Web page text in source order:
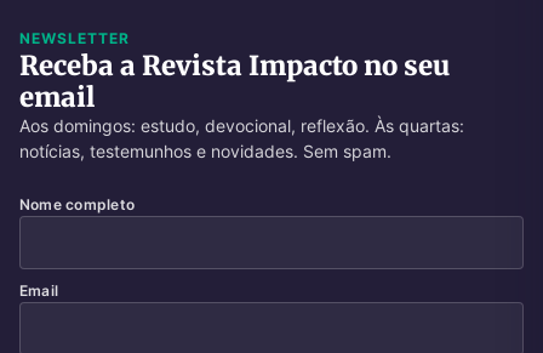
NEWSLETTER
Receba a Revista Impacto no seu
email
Aos domingos: estudo, devocional, reflexão. Às quartas:
notícias, testemunhos e novidades. Sem spam.
Nome completo
Email